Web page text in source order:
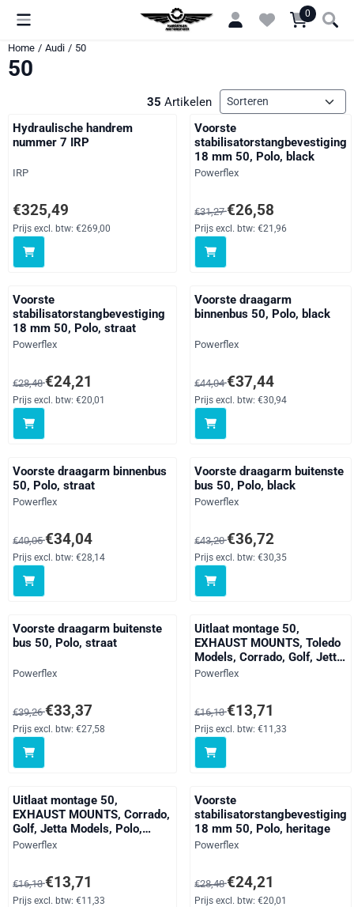
Cookievoorkeuren zijn momenteel gesloten. 0
Home / Audi / 50
50
35 Artikelen Sorteermethode
Hydraulische handrem
nummer 7 IRP
Merk:
IRP
Prijs: 325,49, exclusief btw: 269,00
€325,49
Prijs excl. btw: €269,00
Voorste
stabilisatorstangbevestiging
18 mm 50, Polo, black
Merk:
Powerflex
Van 31,27 voor 26,58,
€31,27€26,58
Prijs excl. btw: €21,96
Voorste
stabilisatorstangbevestiging
18 mm 50, Polo, straat
Merk:
Powerflex
Van 28,48 voor 24,21, exclusief btw: 20,01
€28,48€24,21
Prijs excl. btw: €20,01
Voorste draagarm
binnenbus 50, Polo, black
Merk:
Powerflex
Van 44,04 voor 37,44,
€44,04€37,44
Prijs excl. btw: €30,94
Voorste draagarm binnenbus
50, Polo, straat
Merk:
Powerflex
Van 40,05 voor 34,04, exclusief btw: 28,14
€40,05€34,04
Prijs excl. btw: €28,14
Voorste draagarm buitenste
bus 50, Polo, black
Merk:
Powerflex
Van 43,20 voor 36,72,
€43,20€36,72
Prijs excl. btw: €30,35
Voorste draagarm buitenste
bus 50, Polo, straat
Merk:
Powerflex
Van 39,26 voor 33,37, exclusief btw: 27,58
€39,26€33,37
Prijs excl. btw: €27,58
Uitlaat montage 50,
EXHAUST MOUNTS, Toledo
Models, Corrado, Golf, Jetta
Models, Polo, Vento Models,
Merk:
Powerflex
Van 16,13 voor 13,71,
€16,13€13,71
Prijs excl. btw: €11,33
Uitlaat montage 50,
EXHAUST MOUNTS, Corrado,
Golf, Jetta Models, Polo,
Vento Models, straat
Merk:
Powerflex
Van 16,13 voor 13,71, exclusief btw: 11,33
€16,13€13,71
Prijs excl. btw: €11,33
Voorste
stabilisatorstangbevestiging
18 mm 50, Polo, heritage
Merk:
Powerflex
Van 28,48 voor 24,21,
€28,48€24,21
Prijs excl. btw: €20,01